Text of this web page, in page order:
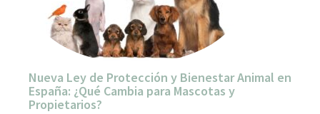
Nueva Ley de Protección y Bienestar Animal en
España: ¿Qué Cambia para Mascotas y
Propietarios?